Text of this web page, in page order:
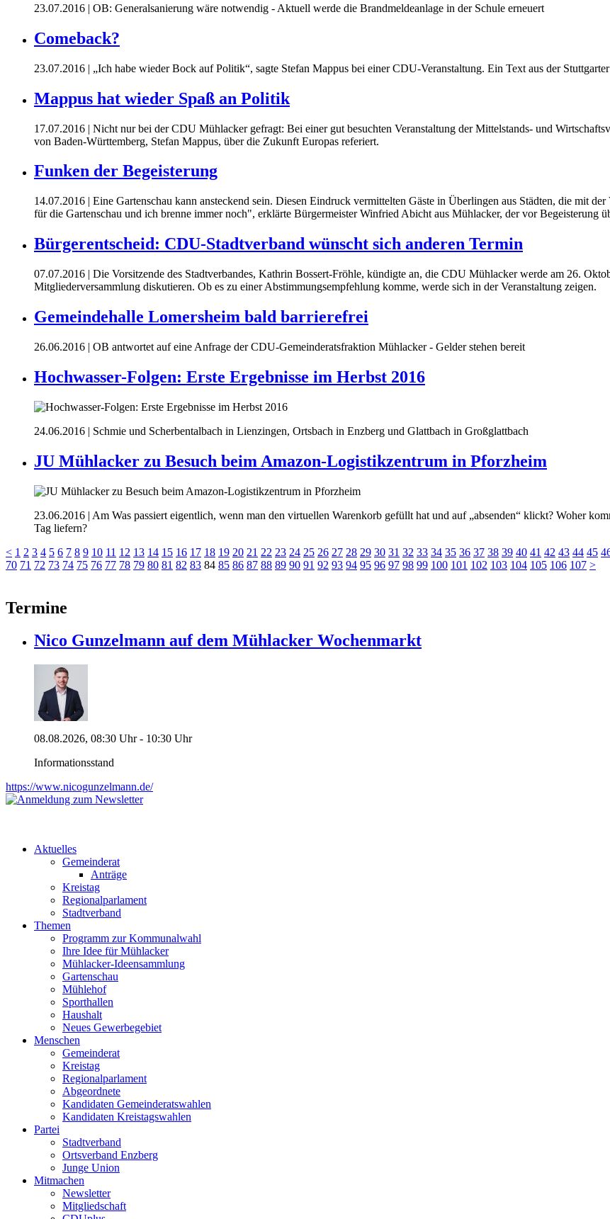
23.07.2016 | OB: Generalsanierung wäre notwendig - Aktuell werde die Brandmeldeanlage in der Schule erneuert
Comeback?
23.07.2016 | „Ich habe wieder Bock auf Politik“, sagte Stefan Mappus bei einer CDU-Veranstaltung. Ein Text aus der
Mappus hat wieder Spaß an Politik
17.07.2016 | Nicht nur bei der CDU Mühlacker gefragt: Bei einer gut besuchten Veranstaltung der Mittelstands- und
von Baden-Württemberg, Stefan Mappus, über die Zukunft Europas referiert.
Funken der Begeisterung
14.07.2016 | Eine Gartenschau kann ansteckend sein. Diesen Eindruck vermittelten Gäste in Überlingen aus Städten, die mit
für die Gartenschau und ich brenne immer noch", erklärte Bürgermeister Winfried Abicht aus Mühlacker, der vor Begeisterung
Bürgerentscheid: CDU-Stadtverband wünscht sich anderen Termin
07.07.2016 | Die Vorsitzende des Stadtverbandes, Kathrin Bossert-Fröhle, kündigte an, die CDU Mühlacker werde am 26.
Mitgliederversammlung diskutieren. Ob es zu einer Abstimmungsempfehlung komme, werde sich in der Veranstaltung zeigen.
Gemeindehalle Lomersheim bald barrierefrei
26.06.2016 | OB antwortet auf eine Anfrage der CDU-Gemeinderatsfraktion Mühlacker - Gelder stehen bereit
Hochwasser-Folgen: Erste Ergebnisse im Herbst 2016
24.06.2016 | Schmie und Scherbentalbach in Lienzingen, Ortsbach in Enzberg und Glattbach in Großglattbach
JU Mühlacker zu Besuch beim Amazon-Logistikzentrum in Pforzheim
23.06.2016 | Am Was passiert eigentlich, wenn man den virtuellen Warenkorb gefüllt hat und auf „absenden“ klickt? Woher
Tag liefern?
< 1 2 3 4 5 6 7 8 9 10 11 12 13 14 15 16 17 18 19 20 21 22 23 24 25 26 27 28 29 30 31 32 33 34 35 36 37 38 39 40 41 42 43 44 45
70 71 72 73 74 75 76 77 78 79 80 81 82 83 84 85 86 87 88 89 90 91 92 93 94 95 96 97 98 99 100 101 102 103 104 105 106 107 >
Termine
Nico Gunzelmann auf dem Mühlacker Wochenmarkt
08.08.2026, 08:30 Uhr - 10:30 Uhr
Informationsstand
https://www.nicogunzelmann.de/
Aktuelles
Gemeinderat
Anträge
Kreistag
Regionalparlament
Stadtverband
Themen
Programm zur Kommunalwahl
Ihre Idee für Mühlacker
Mühlacker-Ideensammlung
Gartenschau
Mühlehof
Sporthallen
Haushalt
Neues Gewerbegebiet
Menschen
Gemeinderat
Kreistag
Regionalparlament
Abgeordnete
Kandidaten Gemeinderatswahlen
Kandidaten Kreistagswahlen
Partei
Stadtverband
Ortsverband Enzberg
Junge Union
Mitmachen
Newsletter
Mitgliedschaft